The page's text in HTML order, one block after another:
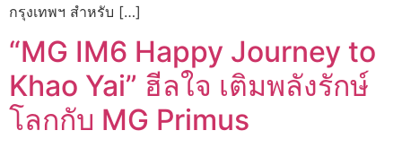
กรุงเทพฯ สำหรับ […]
“MG IM6 Happy Journey to
Khao Yai” ฮีลใจ เติมพลังรักษ์
โลกกับ MG Primus